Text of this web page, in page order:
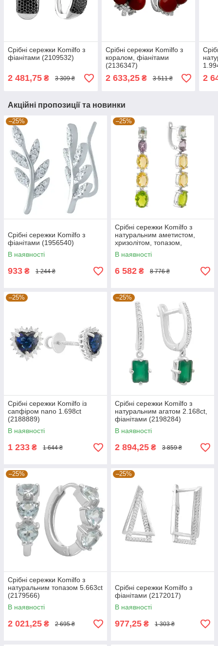
Срібні сережки Komilfo з
фіанітами (2109532)
2 481,75 ₴ 3 309 ₴
Срібні сережки Komilfo з
коралом, фіанітами
(2136347)
2 633,25₴ 3 511 ₴ 2
Акційні пропозиції та новинки
–25%
Срібні сережки Komilfo з
фіанітами (1956540)
В наявності
933 ₴ 1 244 ₴
–25%
Срібні сережки Komilfo з
натуральним аметистом,
хризолітом, топазом,
цитрином (2183259)
В наявності
6 582 ₴ 8 776 ₴
–25%
Срібні сережки Komilfo із
сапфіром nano 1.698ct
(2188889)
В наявності
1 233 ₴ 1 644 ₴
–25%
Срібні сережки Komilfo з
натуральним агатом 2.168ct,
фіанітами (2198284)
В наявності
2 894,25 ₴ 3 859 ₴
–25%
Срібні сережки Komilfo з
натуральним топазом 5.663ct
(2179566)
В наявності
2 021,25 ₴ 2 695 ₴
–25%
Срібні сережки Komilfo з
фіанітами (2172017)
В наявності
977,25 ₴ 1 303 ₴